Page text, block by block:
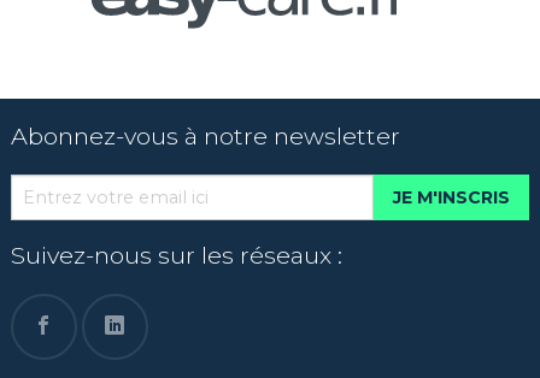
Abonnez-vous à notre newsletter
JE M'INSCRIS
Suivez-nous sur les réseaux :